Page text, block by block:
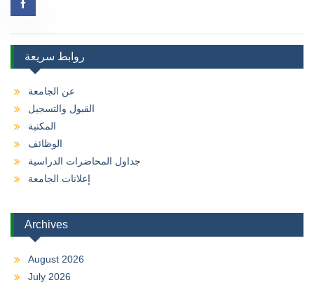
روابط سريعة
عن الجامعة
القبول والتسجيل
المكتبة
الوظائف
جداول المحاضرات الدراسية
إعلانات الجامعة
Archives
August 2026
July 2026